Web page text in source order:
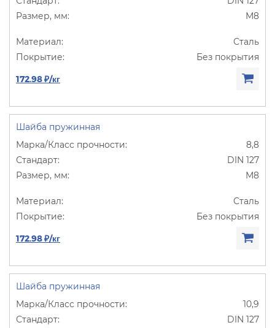
М8
Сталь
Без покрытия
172.98 ₽/кг
Шайба пружинная
8,8
DIN 127
М8
Сталь
Без покрытия
172.98 ₽/кг
Шайба пружинная
10,9
DIN 127